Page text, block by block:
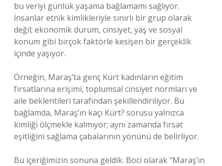
bu veriyi günlük yaşama bağlamamı sağlıyor.
İnsanlar etnik kimlikleriyle sınırlı bir grup olarak
değil; ekonomik durum, cinsiyet, yaş ve sosyal
konum gibi birçok faktörle kesişen bir gerçeklik
içinde yaşıyor.
Örneğin, Maraş’ta genç Kürt kadınların eğitim
fırsatlarına erişimi, toplumsal cinsiyet normları ve
aile beklentileri tarafından şekillendiriliyor. Bu
bağlamda, Maraş’ın kaçı Kürt? sorusu yalnızca
kimliği ölçmekle kalmıyor; aynı zamanda fırsat
eşitliğini sağlama çabalarının yönünü de belirliyor.
Bu içeriğimizin sonuna geldik. Boci olarak “Maraş’ın